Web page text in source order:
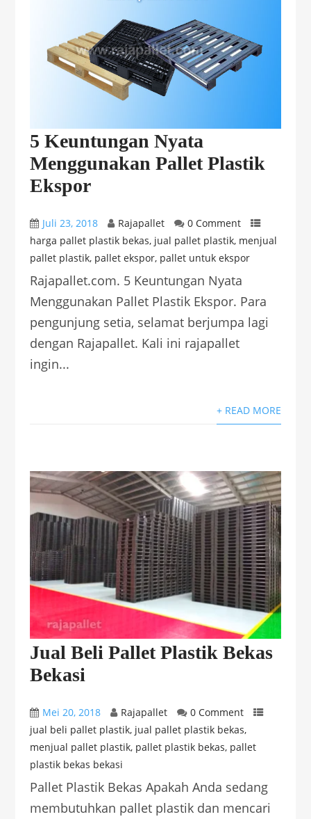
5 Keuntungan Nyata
Menggunakan Pallet Plastik
Ekspor
Juli 23, 2018 Rajapallet
0 Comment
harga pallet plastik bekas, jual pallet plastik, menjual
pallet plastik, pallet ekspor, pallet untuk ekspor
Rajapallet.com. 5 Keuntungan Nyata
Menggunakan Pallet Plastik Ekspor. Para
pengunjung setia, selamat berjumpa lagi
dengan Rajapallet. Kali ini rajapallet
ingin...
+ READ MORE
Jual Beli Pallet Plastik Bekas
Bekasi
Mei 20, 2018 Rajapallet
0 Comment
jual beli pallet plastik, jual pallet plastik bekas,
menjual pallet plastik, pallet plastik bekas, pallet
plastik bekas bekasi
Pallet Plastik Bekas Apakah Anda sedang
membutuhkan pallet plastik dan mencari